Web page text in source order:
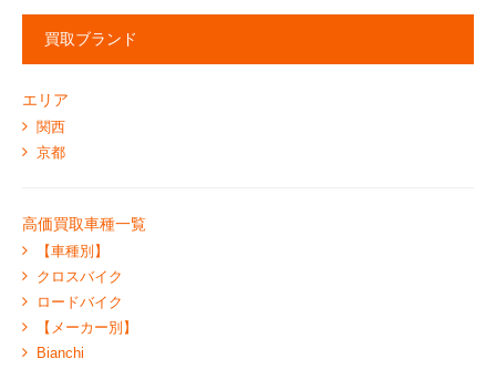
買取ブランド
エリア
関西
京都
高価買取車種一覧
【車種別】
クロスバイク
ロードバイク
【メーカー別】
Bianchi